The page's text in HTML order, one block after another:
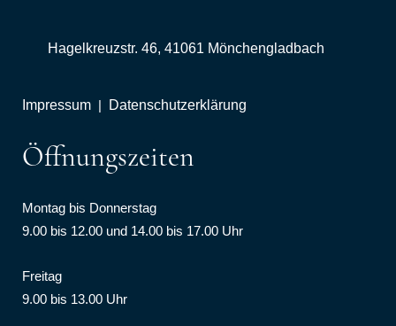
Hagelkreuzstr. 46, 41061 Mönchengladbach
Impressum | Datenschutzerklärung
Öffnungszeiten
Montag bis Donnerstag
9.00 bis 12.00 und 14.00 bis 17.00 Uhr
Freitag
9.00 bis 13.00 Uhr